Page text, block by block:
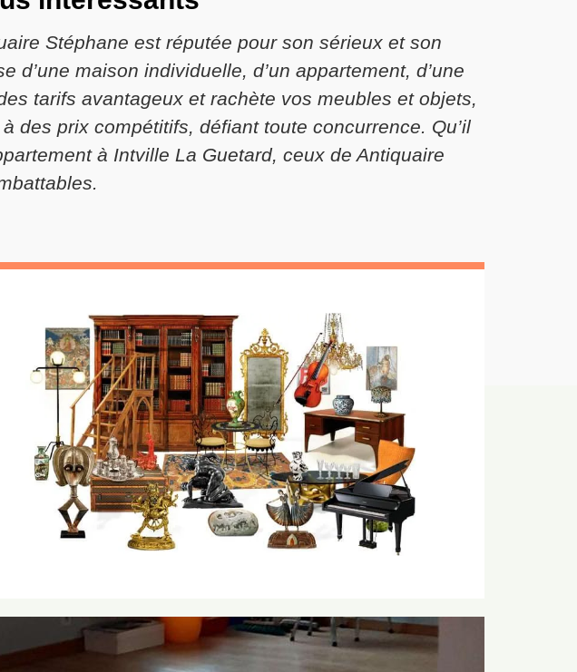
Stéphane est réputée pour son sérieux et son
d’une maison individuelle, d’un appartement, d’une
tarifs avantageux et rachète vos meubles et objets,
des prix compétitifs, défiant toute concurrence. Qu’il
à Intville La Guetard, ceux de Antiquaire